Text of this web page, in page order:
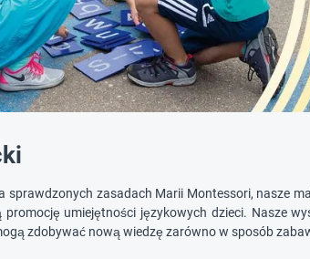
sprawdzonych zasadach Marii Montessori, nasze
promocję umiejętności językowych dzieci. Nasze
zdobywać nową wiedzę zarówno w sposób